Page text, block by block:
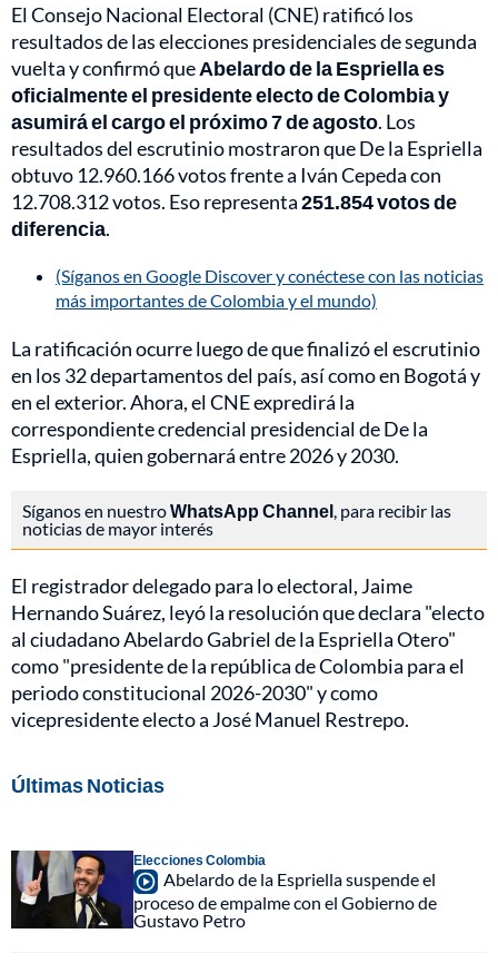
El Consejo Nacional Electoral (CNE) ratificó los
resultados de las elecciones presidenciales de segunda
vuelta y confirmó queAbelardo de la Espriella es
oficialmente el presidente electo de Colombia y
asumirá el cargo el próximo 7 de agosto. Los
resultados del escrutinio mostraron que De la Espriella
obtuvo 12.960.166 votos frente a Iván Cepeda con
12.708.312 votos. Eso representa251.854 votos de
diferencia.
(Síganos en Google Discover y conéctese con las noticias
más importantes de Colombia y el mundo)
La ratificación ocurre luego de que finalizó el escrutinio
en los 32 departamentos del país, así como en Bogotá y
en el exterior. Ahora, el CNE expredirá la
correspondiente credencial presidencial de De la
Espriella, quien gobernará entre 2026 y 2030.
Síganos en nuestroWhatsApp Channel , para recibir las
noticias de mayor interés
El registrador delegado para lo electoral, Jaime
Hernando Suárez, leyó la resolución que declara "electo
al ciudadano Abelardo Gabriel de la Espriella Otero"
como "presidente de la república de Colombia para el
periodo constitucional 2026-2030" y como
vicepresidente electo a José Manuel Restrepo.
Últimas Noticias
Elecciones Colombia
Abelardo de la Espriella suspende el
proceso de empalme con el Gobierno de
Gustavo Petro